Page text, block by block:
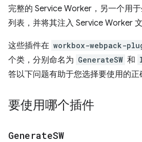
完整的 Service Worker，另一个用
列表，并将其注入 Service Worker 文
这些插件在 workbox-webpack-
个类，分别命名为 GenerateSW 和
答以下问题有助于您选择要使用的正
要使用哪个插件
GenerateSW